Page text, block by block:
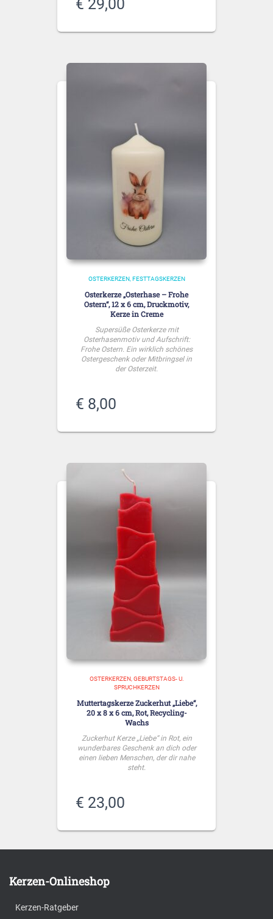
€ 29,00
OSTERKERZEN FESTTAGSKERZEN
Osterkerze „Osterhase – Frohe
Ostern“, 12 x 6 cm, Druckmotiv,
Kerze in Creme
Supersüße Osterkerze mit
Osterhasenmotiv und Aufschrift:
Frohe Ostern. Ein wirklich schönes
Ostergeschenk oder Mitbringsel in
der Osterzeit.
€ 8,00
OSTERKERZEN GEBURTSTAGS- U.
SPRUCHKERZEN
Muttertagskerze Zuckerhut „Liebe“,
20 x 8 x 6 cm, Rot, Recycling-
Wachs
Zuckerhut Kerze „Liebe“ in Rot, ein
wunderbares Geschenk an dich oder
einen lieben Menschen, der dir nahe
steht.
€ 23,00
Kerzen-Onlineshop
Kerzen-Ratgeber